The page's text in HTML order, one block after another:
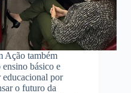
Ação também
ensino básico e
educacional por
o futuro da